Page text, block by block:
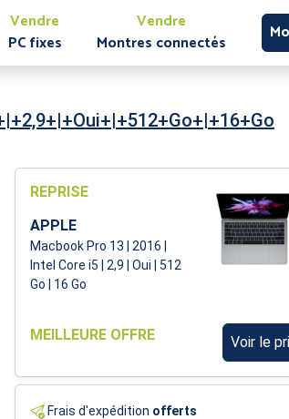
Vendre
PC fixes
Vendre
Montres connectés
REPRISE
APPLE
Macbook Pro 13 | 2016 |
Intel Core i5 | 2,9 | Oui | 512
Go | 16 Go
MEILLEURE OFFRE Voir le
Frais d'expédition offerts